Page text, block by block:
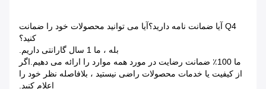
Q4 آیا ضمانت نامه دارید؟آیا می توانید محصولات خود را ضمانت
کنید؟
بله ، ما 1 سال گارانتی داریم.
ما 100٪ ضمانت رضایت در مورد همه موارد را ارائه می دهیم.اگر
از کیفیت یا خدمات محصولات راضی نیستید ، بلافاصله نظر خود را
اعلام کنید.